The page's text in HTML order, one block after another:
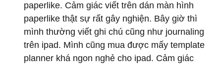
paperlike. Cảm giác viết trên dán màn hình
paperlike thật sự rất gây nghiện. Bây giờ thì
mình thường viết ghi chú cũng như journaling
trên ipad. Mình cũng mua được mấy template
planner khá ngon nghẻ cho ipad. Cảm giác